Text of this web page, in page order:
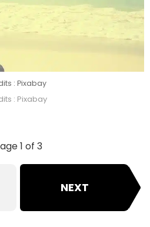
: Pixabay
: Pixabay
1 of 3
NEXT